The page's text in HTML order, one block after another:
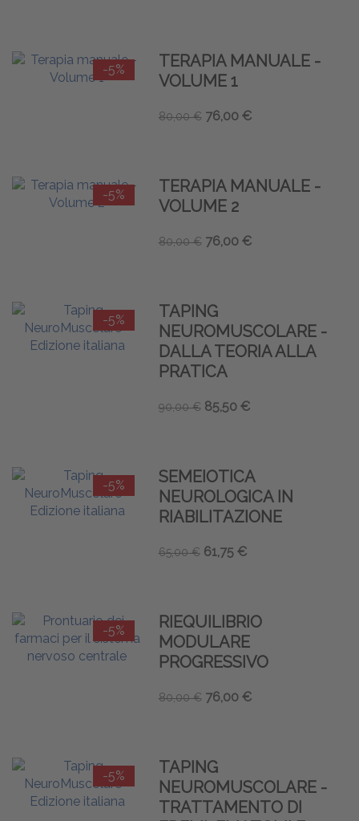
-5%
TERAPIA MANUALE -
VOLUME 1
80,00 € 76,00 €
-5%
TERAPIA MANUALE -
VOLUME 2
80,00 € 76,00 €
-5%
TAPING
NEUROMUSCOLARE -
DALLA TEORIA ALLA
PRATICA
90,00 € 85,50 €
-5%
SEMEIOTICA
NEUROLOGICA IN
RIABILITAZIONE
65,00 € 61,75 €
-5%
RIEQUILIBRIO
MODULARE
PROGRESSIVO
80,00 € 76,00 €
-5%
TAPING
NEUROMUSCOLARE -
TRATTAMENTO DI